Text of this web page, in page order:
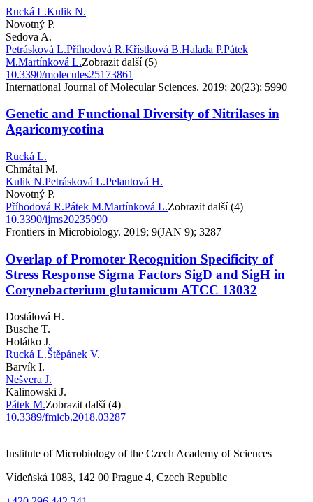
Rucká L.Kulik N.
Novotný P.
Sedova A.
Petrásková L.Příhodová R.Křístková B.Halada P.Pátek
M.Martínková L.Zobrazit další (5)
10.3390/molecules25173861
International Journal of Molecular Sciences. 2019; 20(23); 5990
Genetic and Functional Diversity of Nitrilases in
Agaricomycotina
Rucká L.
Chmátal M.
Kulik N.Petrásková L.Pelantová H.
Novotný P.
Příhodová R.Pátek M.Martínková L.Zobrazit další (4)
10.3390/ijms20235990
Frontiers in Microbiology. 2019; 9(JAN 9); 3287
Overlap of Promoter Recognition Specificity of
Stress Response Sigma Factors SigD and SigH in
Corynebacterium glutamicum ATCC 13032
Dostálová H.
Busche T.
Holátko J.
Rucká L.Štěpánek V.
Barvík I.
Nešvera J.
Kalinowski J.
Pátek M.Zobrazit další (4)
10.3389/fmicb.2018.03287
Institute of Microbiology of the Czech Academy of Sciences
Vídeňská 1083, 142 00 Prague 4, Czech Republic